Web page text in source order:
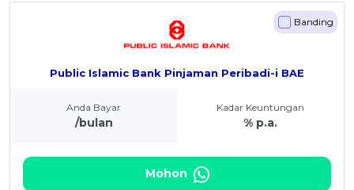
Public Islamic Bank Pinjaman Peribadi-i BAE
Banding
Anda Bayar
/bulan
Kadar Keuntungan
% p.a.
Mohon